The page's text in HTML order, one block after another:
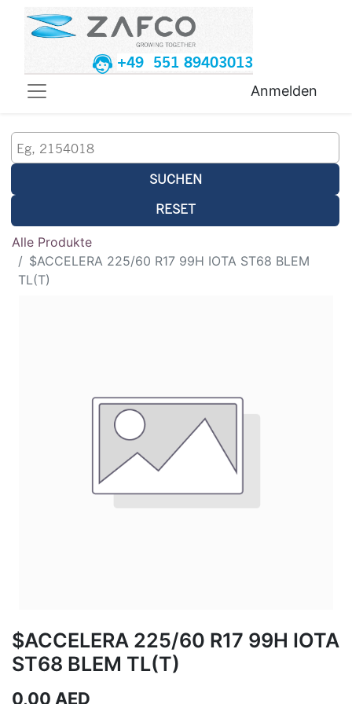
+49 551 89403013
Anmelden
SUCHEN
RESET
Alle Produkte
$ACCELERA 225/60 R17 99H IOTA ST68 BLEM
TL(T)
$ACCELERA 225/60 R17 99H IOTA
ST68 BLEM TL(T)
0,00 AED